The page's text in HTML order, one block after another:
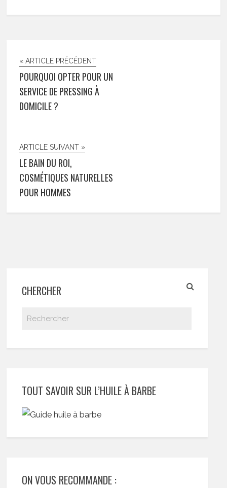
« ARTICLE PRÉCÉDENT
POURQUOI OPTER POUR UN
SERVICE DE PRESSING À
DOMICILE ?
ARTICLE SUIVANT »
LE BAIN DU ROI,
COSMÉTIQUES NATURELLES
POUR HOMMES
CHERCHER
TOUT SAVOIR SUR L’HUILE À BARBE
ON VOUS RECOMMANDE :